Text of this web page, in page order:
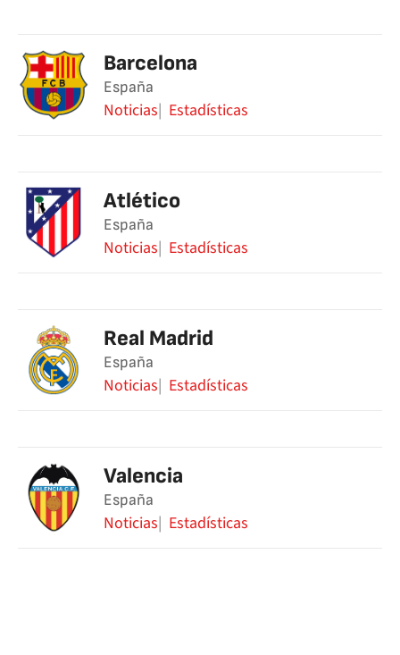
Barcelona
España
Noticias Estadísticas
Atlético
España
Noticias Estadísticas
Real Madrid
España
Noticias Estadísticas
Valencia
España
Noticias Estadísticas